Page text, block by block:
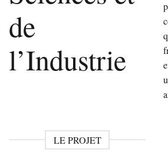
de
l’Industrie
LE PROJET